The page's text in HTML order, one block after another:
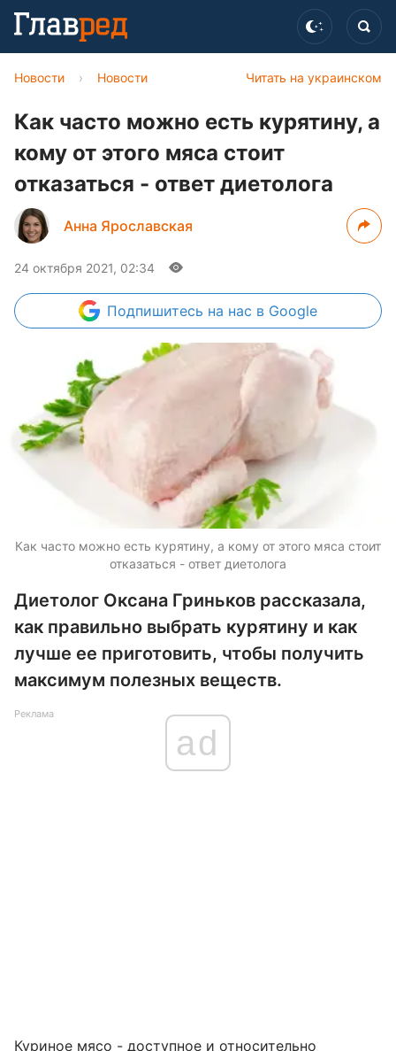
Читать на украинском
Новости › Новости
Как часто можно есть курятину, а
кому от этого мяса стоит
отказаться - ответ диетолога
Анна Ярославская
24 октября 2021, 02:34
Подпишитесь на нас в Google
Как часто можно есть курятину, а кому от этого мяса стоит
отказаться - ответ диетолога
Диетолог Оксана Гриньков рассказала,
как правильно выбрать курятину и как
лучше ее приготовить, чтобы получить
максимум полезных веществ.
Реклама
ad
Куриное мясо - доступное и относительно